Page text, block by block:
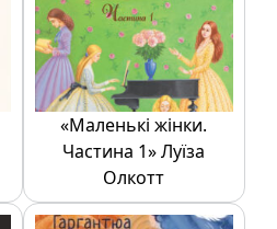
«Маленькі жінки.
Частина 1» Луїза
Олкотт